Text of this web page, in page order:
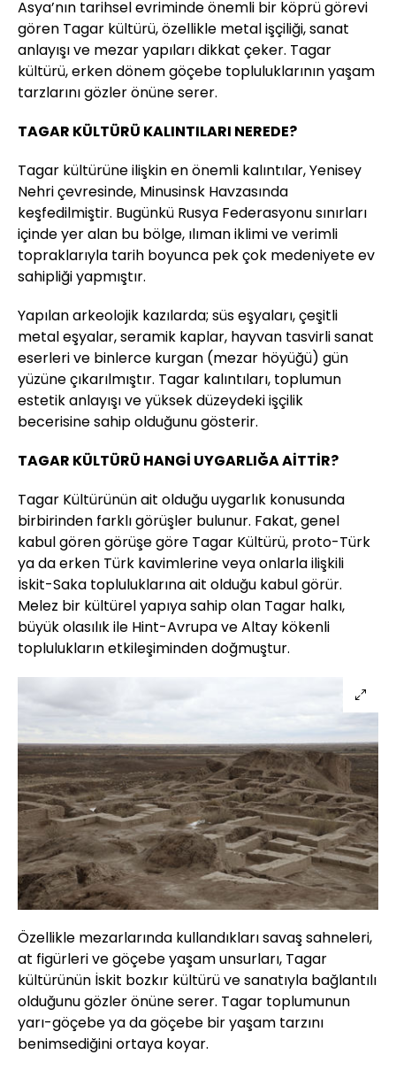
Asya’nın tarihsel evriminde önemli bir köprü görevi
gören Tagar kültürü, özellikle metal işçiliği, sanat
anlayışı ve mezar yapıları dikkat çeker. Tagar
kültürü, erken dönem göçebe topluluklarının yaşam
tarzlarını gözler önüne serer.
TAGAR KÜLTÜRÜ KALINTILARI NEREDE?
Tagar kültürüne ilişkin en önemli kalıntılar, Yenisey
Nehri çevresinde, Minusinsk Havzasında
keşfedilmiştir. Bugünkü Rusya Federasyonu sınırları
içinde yer alan bu bölge, ılıman iklimi ve verimli
topraklarıyla tarih boyunca pek çok medeniyete ev
sahipliği yapmıştır.
Yapılan arkeolojik kazılarda; süs eşyaları, çeşitli
metal eşyalar, seramik kaplar, hayvan tasvirli sanat
eserleri ve binlerce kurgan (mezar höyüğü) gün
yüzüne çıkarılmıştır. Tagar kalıntıları, toplumun
estetik anlayışı ve yüksek düzeydeki işçilik
becerisine sahip olduğunu gösterir.
TAGAR KÜLTÜRÜ HANGİ UYGARLIĞA AİTTİR?
Tagar Kültürünün ait olduğu uygarlık konusunda
birbirinden farklı görüşler bulunur. Fakat, genel
kabul gören görüşe göre Tagar Kültürü, proto-Türk
ya da erken Türk kavimlerine veya onlarla ilişkili
İskit-Saka topluluklarına ait olduğu kabul görür.
Melez bir kültürel yapıya sahip olan Tagar halkı,
büyük olasılık ile Hint-Avrupa ve Altay kökenli
toplulukların etkileşiminden doğmuştur.
Özellikle mezarlarında kullandıkları savaş sahneleri,
at figürleri ve göçebe yaşam unsurları, Tagar
kültürünün İskit bozkır kültürü ve sanatıyla bağlantılı
olduğunu gözler önüne serer. Tagar toplumunun
yarı-göçebe ya da göçebe bir yaşam tarzını
benimsediğini ortaya koyar.